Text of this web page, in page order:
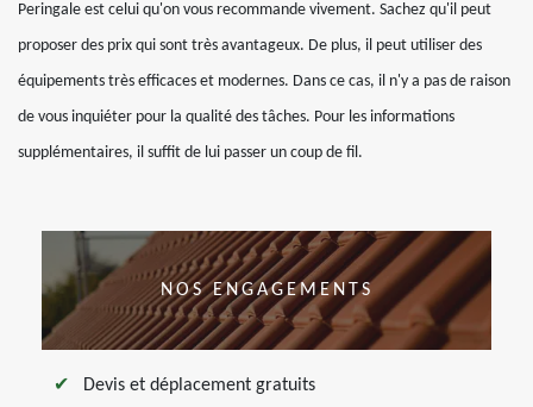
Peringale est celui qu'on vous recommande vivement. Sachez qu'il peut
proposer des prix qui sont très avantageux. De plus, il peut utiliser des
équipements très efficaces et modernes. Dans ce cas, il n'y a pas de raison
de vous inquiéter pour la qualité des tâches. Pour les informations
supplémentaires, il suffit de lui passer un coup de fil.
NOS ENGAGEMENTS
Devis et déplacement gratuits